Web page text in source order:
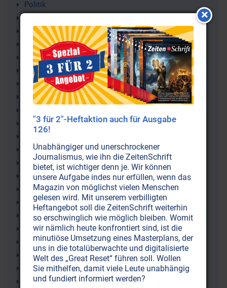
Politik
Adam Weishaupt
Vrilja
Visionen
Utopien
Utopia
Thomas More
Staatslehre
Sahara
Priesterkönige
Antike
Platon
Paradies
Neue Weltordnung (New World Order NWO)
Ideale
Gottesstaat
Gotteskönigtum
Godfré Ray King
Garten Eden
"3 für 2"-Heftaktion auch für Ausgabe
126!
Unabhängiger und unerschrockener
Journalismus, wie ihn die ZeitenSchrift
bietet, ist wichtiger denn je. Wir können
unsere Aufgabe indes nur erfüllen, wenn das
Magazin von möglichst vielen Menschen
gelesen wird. Mit unserem verbilligten
Heftangebot soll die ZeitenSchrift weiterhin
so erschwinglich wie möglich bleiben. Womit
wir nämlich heute konfrontiert sind, ist die
minutiöse Umsetzung eines Masterplans, der
uns in die totalüberwachte und digitalisierte
Welt des „Great Reset“ führen soll. Wollen
Sie mithelfen, damit viele Leute unabhängig
und fundiert informiert werden?